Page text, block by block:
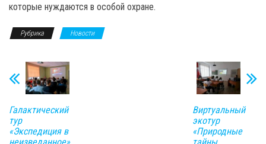
которые нуждаются в особой охране.
Рубрика Новости
Галактический
тур
«Экспедиция в
Виртуальный
экотур
«Природные